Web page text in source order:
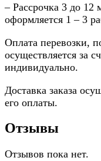
– Рассрочка 3 до 12
оформляется 1 – 3
Оплата перевозки,
осуществляется за
индивидуально.
Доставка заказа
его оплаты.
Отзывы
Отзывов пока нет.